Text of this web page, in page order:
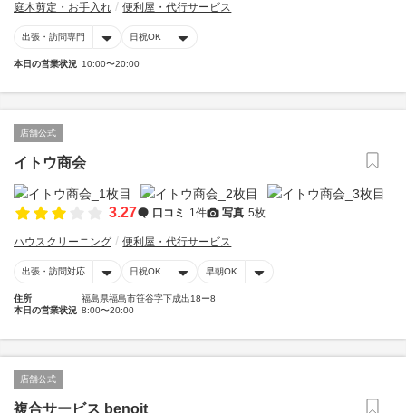
庭木剪定・お手入れ 便利屋・代行サービス
出張・訪問専門 日祝OK
本日の営業状況 10:00〜20:00
店舗公式
イトウ商会
3.27 口コミ 1件 写真 5枚
ハウスクリーニング 便利屋・代行サービス
出張・訪問対応 日祝OK 早朝OK
住所
福島県福島市笹谷字下成出18ー8
本日の営業状況 8:00〜20:00
店舗公式
複合サービス benoit